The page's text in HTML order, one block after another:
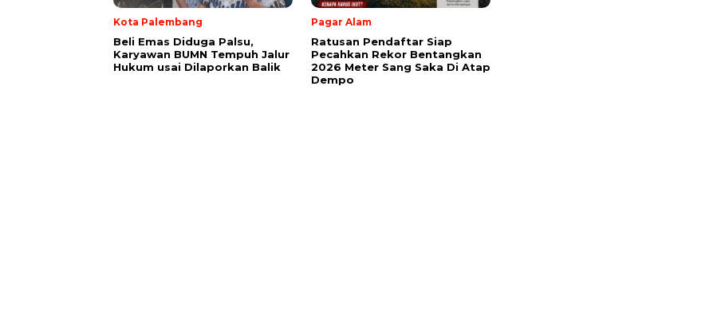
Kota Palembang
Beli Emas Diduga Palsu,
Karyawan BUMN Tempuh Jalur
Hukum usai Dilaporkan Balik
Pagar Alam
Ratusan Pendaftar Siap
Pecahkan Rekor Bentangkan
2026 Meter Sang Saka Di Atap
Dempo